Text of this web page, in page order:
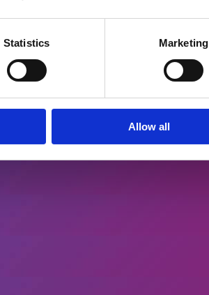
Statistics Marketing
Allow all